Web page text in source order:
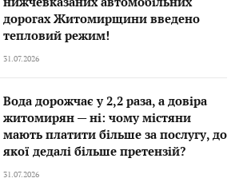
дорогах Житомирщини введено
тепловий режим!
31.07.2026
Вода дорожчає у 2,2 раза, а довіра
житомирян — ні: чому містяни
мають платити більше за послугу, до
якої дедалі більше претензій?
31.07.2026